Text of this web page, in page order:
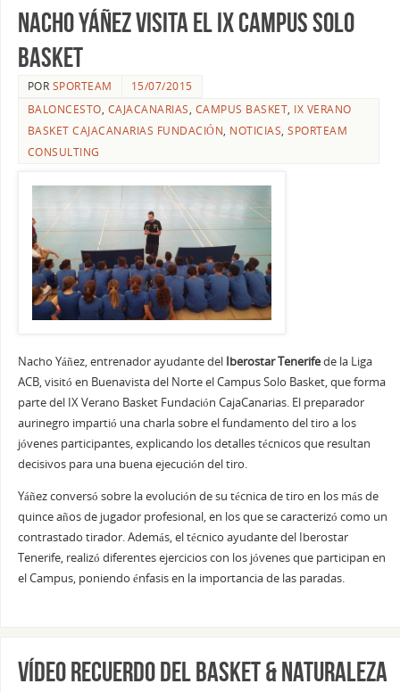
Nacho Yáñez visita el IX Campus Solo
Basket
POR SPORTEAM
15/07/2015
BALONCESTO, CAJACANARIAS, CAMPUS BASKET, IX VERANO
BASKET CAJACANARIAS FUNDACIÓN, NOTICIAS,SPORTEAM
CONSULTING
Nacho Yáñez, entrenador ayudante delIberostar Tenerifede la Liga
ACB, visitó en Buenavista del Norte el Campus Solo Basket, que forma
parte del IX Verano Basket Fundación CajaCanarias. El preparador
aurinegro impartió una charla sobre el fundamento del tiro a los
jóvenes participantes, explicando los detalles técnicos que resultan
decisivos para una buena ejecución del tiro.
Yáñez conversó sobre la evolución de su técnica de tiro en los más de
quince años de jugador profesional, en los que se caracterizó como un
contrastado tirador. Además, el técnico ayudante del Iberostar
Tenerife, realizó diferentes ejercicios con los jóvenes que participan en
el Campus, poniendo énfasis en la importancia de las paradas.
Vídeo recuerdo del Basket & Naturaleza